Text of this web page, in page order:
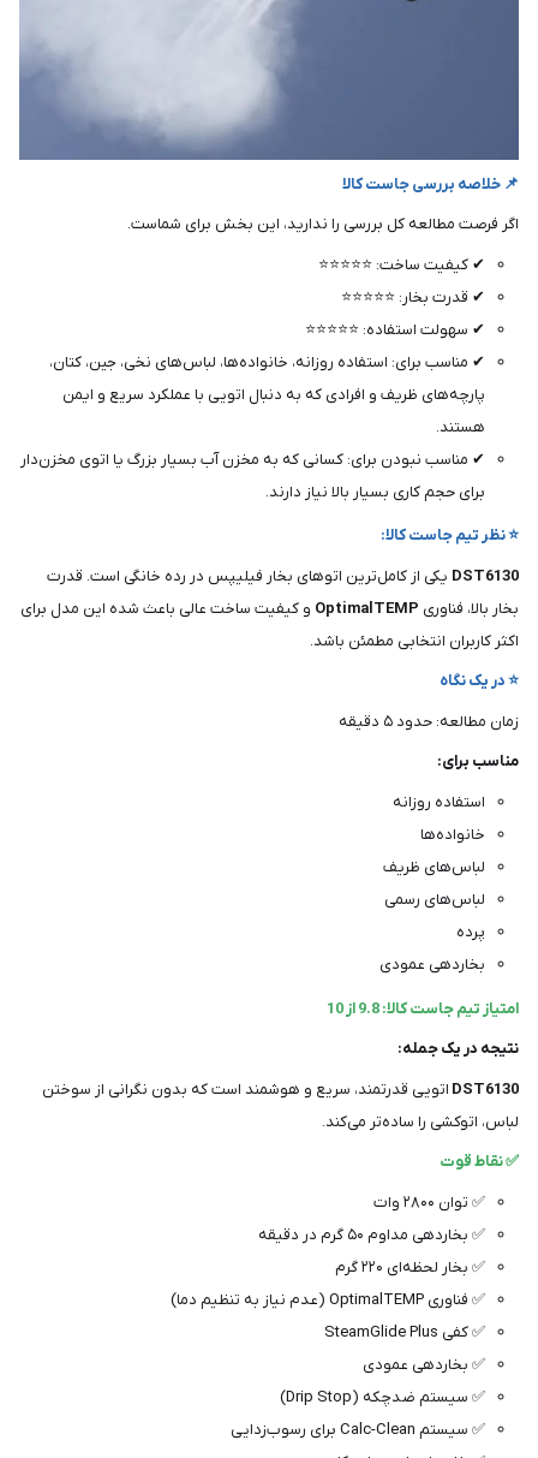
📌 خلاصه بررسی جاست کالا
اگر فرصت مطالعه کل بررسی را ندارید، این بخش برای شماست.
✔ کیفیت ساخت: ⭐⭐⭐⭐⭐
✔ قدرت بخار: ⭐⭐⭐⭐⭐
✔ سهولت استفاده: ⭐⭐⭐⭐⭐
✔ مناسب برای: استفاده روزانه، خانواده‌ها، لباس‌های نخی، جین، کتان،
پارچه‌های ظریف و افرادی که به دنبال اتویی با عملکرد سریع و ایمن
هستند.
✔ مناسب نبودن برای: کسانی که به مخزن آب بسیار بزرگ یا اتوی مخزن‌دار
برای حجم کاری بسیار بالا نیاز دارند.
⭐ نظر تیم جاست کالا:
DST6130 یکی از کامل‌ترین اتوهای بخار فیلیپس در رده خانگی است. قدرت
بخار بالا، فناوری OptimalTEMP و کیفیت ساخت عالی باعث شده این مدل برای
اکثر کاربران انتخابی مطمئن باشد.
⭐ در یک نگاه
زمان مطالعه: حدود ۵ دقیقه
مناسب برای:
استفاده روزانه
خانواده‌ها
لباس‌های ظریف
لباس‌های رسمی
پرده
بخاردهی عمودی
امتیاز تیم جاست کالا: 9.8 از 10
نتیجه در یک جمله:
DST6130 اتویی قدرتمند، سریع و هوشمند است که بدون نگرانی از سوختن
لباس، اتوکشی را ساده‌تر می‌کند.
✅ نقاط قوت
✅ توان ۲۸۰۰ وات
✅ بخاردهی مداوم ۵۰ گرم در دقیقه
✅ بخار لحظه‌ای ۲۲۰ گرم
✅ فناوری OptimalTEMP (عدم نیاز به تنظیم دما)
✅ کفی SteamGlide Plus
✅ بخاردهی عمودی
✅ سیستم ضدچکه (Drip Stop)
✅ سیستم Calc-Clean برای رسوب‌زدایی